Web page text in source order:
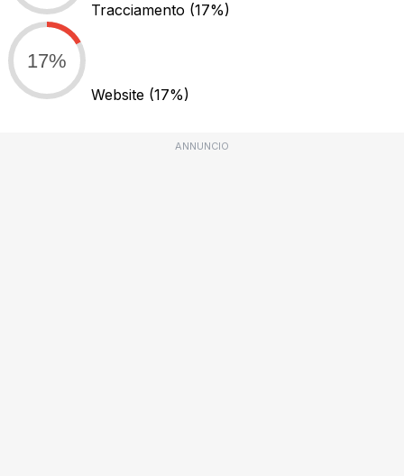
Tracciamento (17%)
17%
Website (17%)
ANNUNCIO